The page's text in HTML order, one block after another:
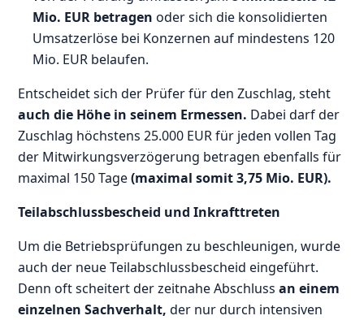
Mio. EUR betragen oder sich die konsolidierten
Umsatzerlöse bei Konzernen auf mindestens 120
Mio. EUR belaufen.
Entscheidet sich der Prüfer für den Zuschlag, steht
auch die Höhe in seinem Ermessen. Dabei darf der
Zuschlag höchstens 25.000 EUR für jeden vollen Tag
der Mitwirkungsverzögerung betragen ebenfalls für
maximal 150 Tage(maximal somit 3,75 Mio. EUR).
Teilabschlussbescheid und Inkrafttreten
Um die Betriebsprüfungen zu beschleunigen, wurde
auch der neue Teilabschlussbescheid eingeführt.
Denn oft scheitert der zeitnahe Abschlussan einem
einzelnen Sachverhalt, der nur durch intensiven